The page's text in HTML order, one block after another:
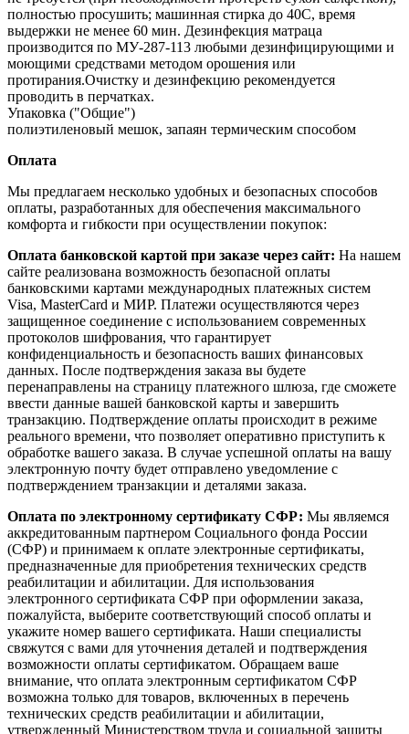
полностью просушить; машинная стирка до 40С, время
выдержки не менее 60 мин. Дезинфекция матраца
производится по МУ‐287‐113 любыми дезинфицирующими и
моющими средствами методом орошения или
протирания.Очистку и дезинфекцию рекомендуется
проводить в перчатках.
Упаковка ("Общие")
полиэтиленовый мешок, запаян термическим способом
Оплата
Мы предлагаем несколько удобных и безопасных способов
оплаты, разработанных для обеспечения максимального
комфорта и гибкости при осуществлении покупок:
Оплата банковской картой при заказе через сайт: На нашем
сайте реализована возможность безопасной оплаты
банковскими картами международных платежных систем
Visa, MasterCard и МИР. Платежи осуществляются через
защищенное соединение с использованием современных
протоколов шифрования, что гарантирует
конфиденциальность и безопасность ваших финансовых
данных. После подтверждения заказа вы будете
перенаправлены на страницу платежного шлюза, где сможете
ввести данные вашей банковской карты и завершить
транзакцию. Подтверждение оплаты происходит в режиме
реального времени, что позволяет оперативно приступить к
обработке вашего заказа. В случае успешной оплаты на вашу
электронную почту будет отправлено уведомление с
подтверждением транзакции и деталями заказа.
Оплата по электронному сертификату СФР: Мы являемся
аккредитованным партнером Социального фонда России
(СФР) и принимаем к оплате электронные сертификаты,
предназначенные для приобретения технических средств
реабилитации и абилитации. Для использования
электронного сертификата СФР при оформлении заказа,
пожалуйста, выберите соответствующий способ оплаты и
укажите номер вашего сертификата. Наши специалисты
свяжутся с вами для уточнения деталей и подтверждения
возможности оплаты сертификатом. Обращаем ваше
внимание, что оплата электронным сертификатом СФР
возможна только для товаров, включенных в перечень
технических средств реабилитации и абилитации,
утвержденный Министерством труда и социальной защиты